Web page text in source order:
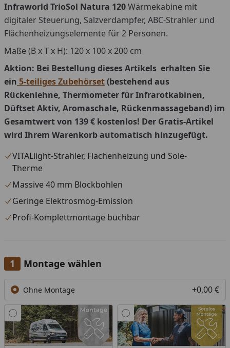
Infraworld TrioSol Natura 120Wärmekabine mit
digitaler Steuerung, Salzverdampfer, ABC-Strahler und
Flächenheizungselemente für 2 Personen.
Maße (B x T x H): 120 x 100 x 200 cm
Aktion: Bei Bestellung dieses Artikels erhalten Sie
ein 5-teiliges Zubehörset(bestehend aus
Rückenlehne, Thermometer für Infrarotkabinen,
Düftset Aktiv, Aromaschale, Rückenmassageband) im
Gesamtwert von 139 € kostenlos! Der Gratis-Artikel
wird Ihrem Warenkorb automatisch hinzugefügt.
VITALlight-Strahler, Flächenheizung und Sole-
Therme
Massive 40 mm Blockbohlen
Geringe Elektrosmog-Emission
Profi-Komplettmontage buchbar
Montage wählen
Ohne Montage +0,00 €